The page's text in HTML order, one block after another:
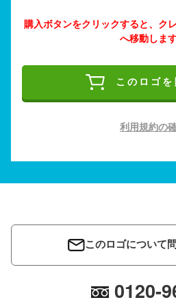
購入ボタンをクリックすると、ク
へ移動します
このロゴを
利用規約の
このロゴについて
0120-